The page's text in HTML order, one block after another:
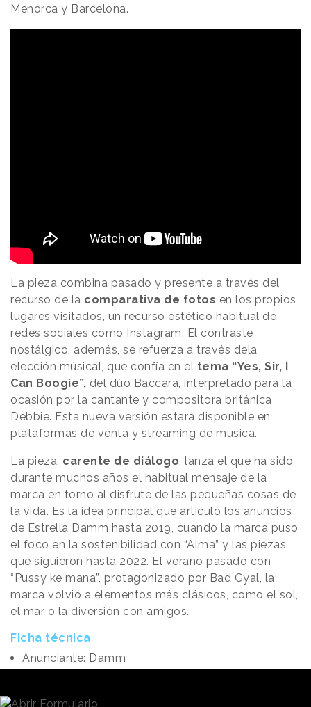
Menorca y Barcelona.
La pieza combina pasado y presente a través del
recurso de la comparativa de fotos en los propios
lugares visitados, un recurso estético habitual de
redes sociales como Instagram. El contraste
nostálgico, además, se refuerza a través dela
elección músical, que confía en el tema “Yes, Sir, I
Can Boogie”, del dúo Baccara, interpretado para la
ocasión por la cantante y compositora británica
Debbie. Esta nueva versión estará disponible en
plataformas de venta y streaming de música.
La pieza, carente de diálogo, lanza el que ha sido
durante muchos años el habitual mensaje de la
marca en torno al disfrute de las pequeñas cosas de
la vida. Es la idea principal que articuló los anuncios
de Estrella Damm hasta 2019, cuando la marca puso
el foco en la sostenibilidad con “Alma” y las piezas
que siguieron hasta 2022. El verano pasado con
“Pussy ke mana”, protagonizado por Bad Gyal, la
marca volvió a elementos más clásicos, como el sol,
el mar o la diversión con amigos.
Ficha técnica
Anunciante: Damm